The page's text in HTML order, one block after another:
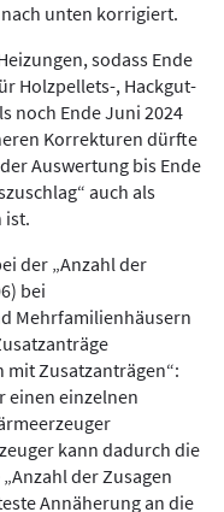
unten korrigiert.
sodass Ende
Holzpellets-, Hackgut-
noch Ende Juni 2024
Korrekturen dürfte
Auswertung bis Ende
auch als
ist.
der „Anzahl der
bei
Mehrfamilienhäusern
mit Zusatzanträgen“:
einen einzelnen
kann dadurch die
der Zusagen
Annäherung an die